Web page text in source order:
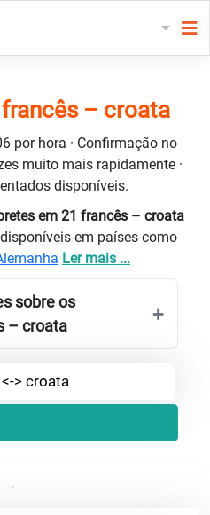
– croata
por hora · Confirmação no
muito mais rapidamente ·
disponíveis.
em 21 francês – croata
em países como
Ler mais ...
sobre os
– croata
> croata